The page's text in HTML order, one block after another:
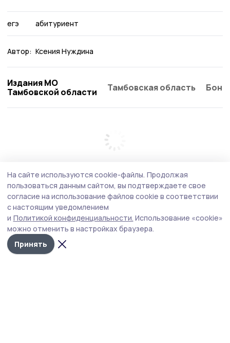
егэ абитуриент
Автор: Ксения Нуждина
Издания МО
Тамбовской области
Тамбовская область
На сайте используются cookie-файлы. Продолжая
пользоваться данным сайтом, вы подтверждаете свое
согласие на использование файлов cookie в соответствии
с настоящим уведомлением
и Политикой конфиденциальности. Использование «cookie»
можно отменить в настройках браузера.
Принять